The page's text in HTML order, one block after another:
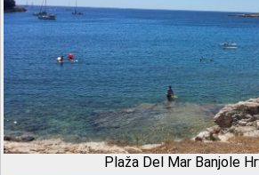
Plaža Del Mar Banjole